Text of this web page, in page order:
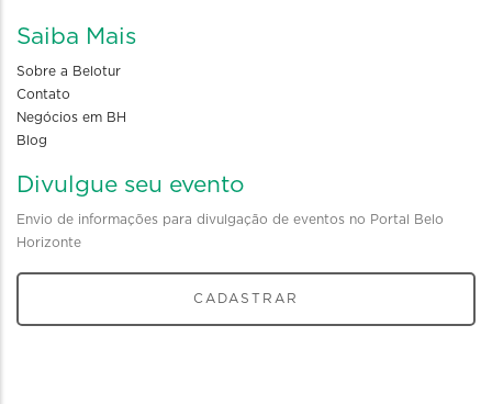
Saiba Mais
Sobre a Belotur
Contato
Negócios em BH
Blog
Divulgue seu evento
Envio de informações para divulgação de eventos no Portal Belo
Horizonte
CADASTRAR